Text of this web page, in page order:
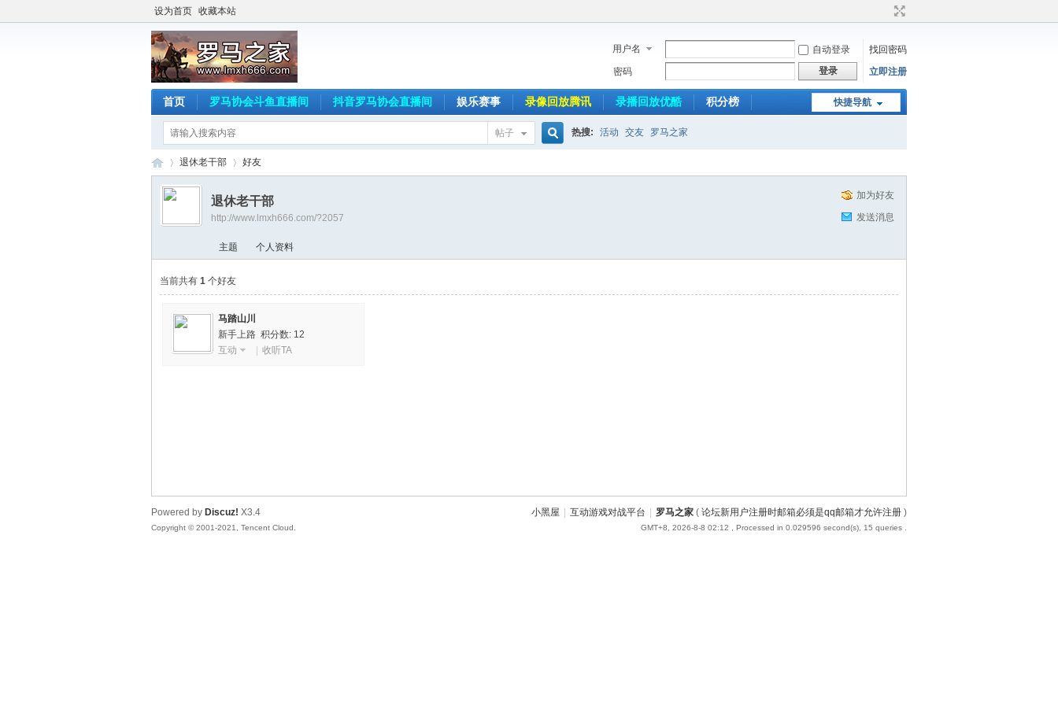
设为首页 收藏本站
用户名 自动登录
找回密码
密码
登录 立即注册
快捷导航
首页 罗马协会斗鱼直播间 抖音罗马协会直播间 娱乐赛事 录像回放腾讯 录播回放优酷 积分榜
帖子 热搜: 活动 交友 罗马之家
›
退休老干部 好友
加为好友
发送消息
退休老干部
http://www.lmxh666.com/?2057
主题 个人资料
当前共有 1 个好友
马踏山川
新手上路 积分数: 12
互动
收听TA
小黑屋 互动游戏对战平台 罗马之家 ( 论坛新用户注册时邮箱必须是qq邮箱才允许注册 )
GMT+8, 2026-8-8 02:12 , Processed in 0.029596 second(s), 15 queries .
Powered by Discuz! X3.4
Copyright © 2001-2021, Tencent Cloud.